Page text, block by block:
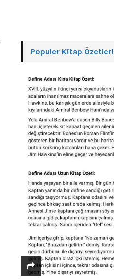
Populer Kitap Özetleri